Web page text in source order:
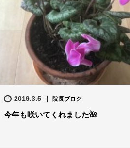
2019.3.5 院長ブログ
今年も咲いてくれました🌺